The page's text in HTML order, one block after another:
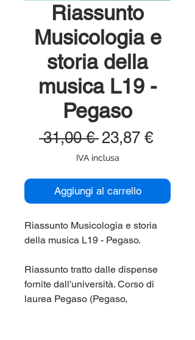
Riassunto
Musicologia e
storia della
musica L19 -
Pegaso
31,00 € Prezzo
regolare
23,87 €Prezzo
IVA inclusa
Aggiungi al carrello
Riassunto Musicologia e storia
della musica L19 - Pegaso.
Riassunto tratto dalle dispense
fornite dall'università. Corso di
laurea Pegaso (Pegaso,